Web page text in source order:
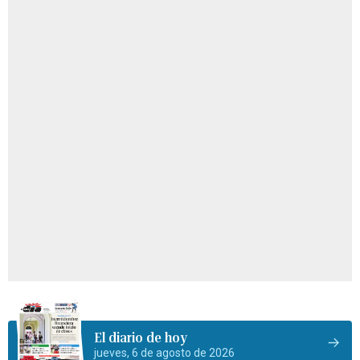
El diario de hoy
jueves, 6 de agosto de 2026